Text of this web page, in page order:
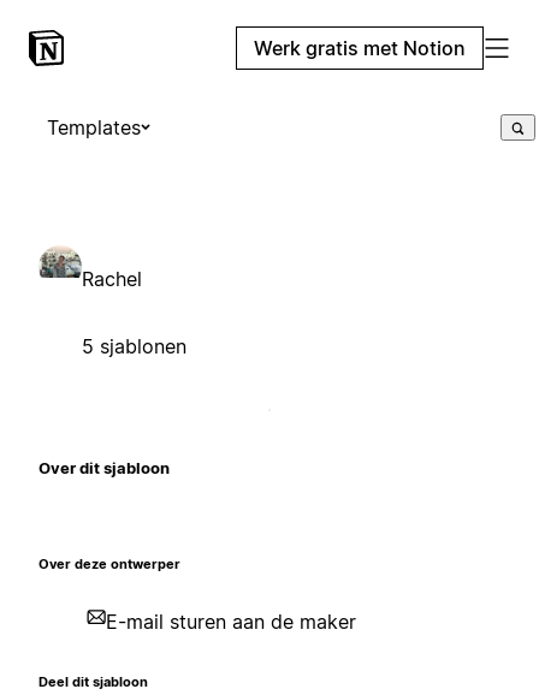
Werk gratis met Notion
Templates
Rachel
5 sjablonen
Over dit sjabloon
Over deze ontwerper
E-mail sturen aan de maker
Deel dit sjabloon